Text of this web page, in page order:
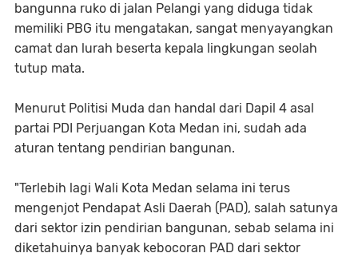
bangunna ruko di jalan Pelangi yang diduga tidak
memiliki PBG itu mengatakan, sangat menyayangkan
camat dan lurah beserta kepala lingkungan seolah
tutup mata.
Menurut Politisi Muda dan handal dari Dapil 4 asal
partai PDI Perjuangan Kota Medan ini, sudah ada
aturan tentang pendirian bangunan.
"Terlebih lagi Wali Kota Medan selama ini terus
mengenjot Pendapat Asli Daerah (PAD), salah satunya
dari sektor izin pendirian bangunan, sebab selama ini
diketahuinya banyak kebocoran PAD dari sektor